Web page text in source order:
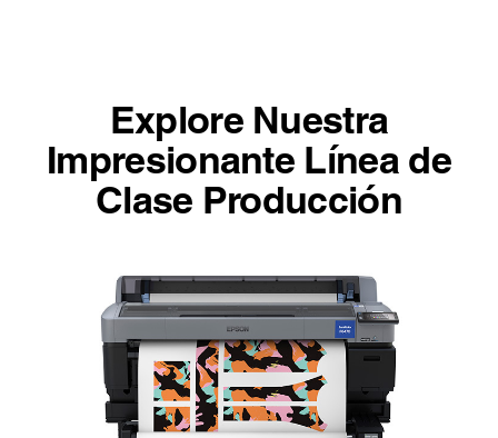
Explore Nuestra
Impresionante Línea de
Clase Producción